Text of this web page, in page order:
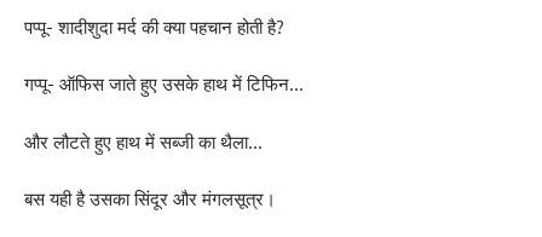
पप्पू- शादीशुदा मर्द की क्या पहचान होती है?
गप्पू- ऑफिस जाते हुए उसके हाथ में टिफिन…
और लौटते हुए हाथ में सब्जी का थैला…
बस यही है उसका सिंदूर और मंगलसूत्र।